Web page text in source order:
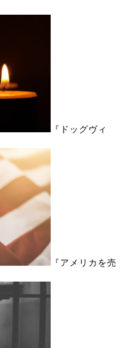
『ドッグヴィ
『アメリカを売